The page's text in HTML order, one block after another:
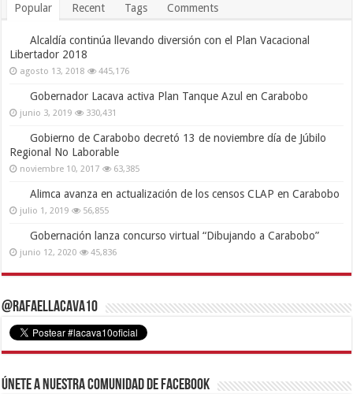
Popular Recent Tags Comments
Alcaldía continúa llevando diversión con el Plan Vacacional
Libertador 2018
agosto 13, 2018 445,176
Gobernador Lacava activa Plan Tanque Azul en Carabobo
junio 3, 2019 330,431
Gobierno de Carabobo decretó 13 de noviembre día de Júbilo
Regional No Laborable
noviembre 10, 2017 63,385
Alimca avanza en actualización de los censos CLAP en Carabobo
julio 1, 2019 56,855
Gobernación lanza concurso virtual “Dibujando a Carabobo”
junio 12, 2020 45,836
@RafaelLacava10
Únete a nuestra comunidad de Facebook